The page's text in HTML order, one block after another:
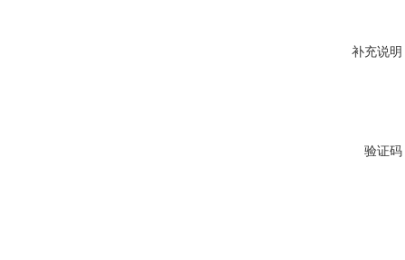
补充说明
验证码